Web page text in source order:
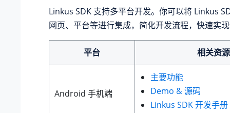
Linkus SDK 支持多平台开发。你可以将 Linkus
网页、平台等进行集成，简化开发流程，快速实
平台 相关资源
Android 手机端
主要功能
Demo & 源码
Linkus SDK 开发手册